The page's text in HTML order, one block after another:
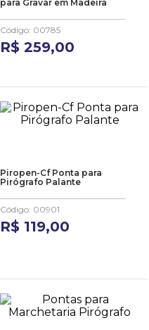
para Gravar em Madeira
Código: 00785
R$ 259,00
Piropen-Cf Ponta para
Pirógrafo Palante
Código: 00901
R$ 119,00